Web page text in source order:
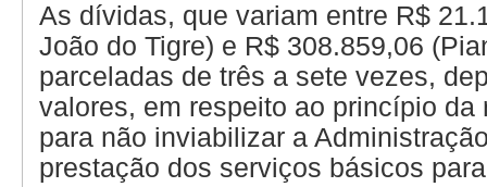
As dívidas, que variam entre R$
João do Tigre) e R$ 308.859,06
parceladas de três a sete vezes,
valores, em respeito ao princípio da
para não inviabilizar a
prestação dos serviços básicos